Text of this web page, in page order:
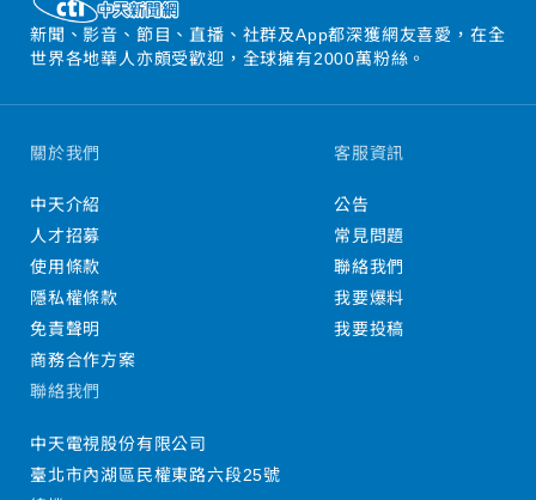
新聞、影音、節目、直播、社群及App都深獲網友喜愛，在全
世界各地華人亦頗受歡迎，全球擁有2000萬粉絲。
關於我們
中天介紹
人才招募
使用條款
隱私權條款
免責聲明
商務合作方案
客服資訊
公告
常見問題
聯絡我們
我要爆料
我要投稿
聯絡我們
中天電視股份有限公司
臺北市內湖區民權東路六段25號